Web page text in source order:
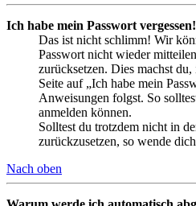
Ich habe mein Passwort vergessen!
Das ist nicht schlimm! Wir
Passwort nicht wieder
zurücksetzen. Dies machst
Seite auf „Ich habe mein
Anweisungen folgst. So
anmelden können.
Solltest du trotzdem nicht in
zurückzusetzen, so wende
Nach oben